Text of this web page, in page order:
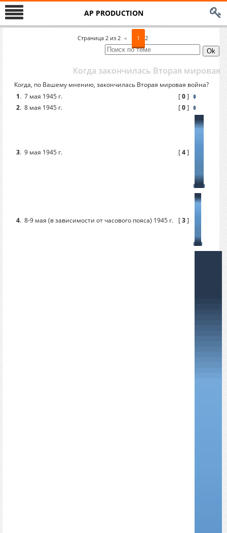
AP PRODUCTION
Страница 2 из 2 « 1 2
Когда закончилась Вторая мировая
Когда, по Вашему мнению, закончилась Вторая мировая война?
1. 7 мая 1945 г. [0]
2. 8 мая 1945 г. [0]
3. 9 мая 1945 г. [4]
4. 8-9 мая (в зависимости от часового пояса) 1945 г. [3]